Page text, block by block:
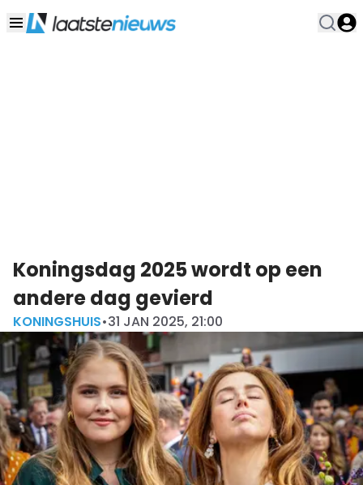
Koningsdag 2025 wordt op een
andere dag gevierd
KONINGSHUIS•31 JAN 2025, 21:00